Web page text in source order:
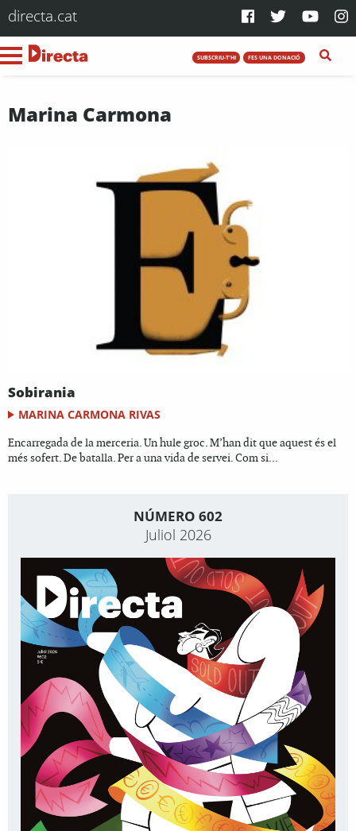
directa.cat
SUBSCRIU-T'HI FES UNA DONACIÓ
Marina Carmona
Sobirania
MARINA CARMONA RIVAS
Encarregada de la merceria. Un hule groc. M’han dit que aquest és el
més sofert. De batalla. Per a una vida de servei. Com si...
NÚMERO 602
Juliol 2026